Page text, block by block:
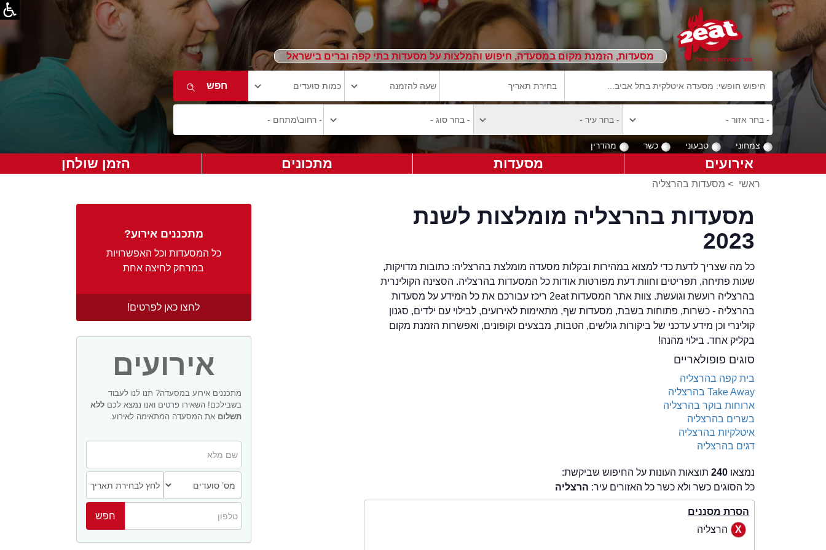
מסעדות, הזמנת מקום במסעדה, חיפוש והמלצות על מסעדות בתי קפה וברים בישראל
צמחוני טבעוני כשר מהדרין
אירועים מסעדות מתכונים הזמן שולחן
ראשי > מסעדות בהרצליה
מתכננים אירוע?
כל המסעדות וכל האפשרויות
במרחק לחיצה אחת
לחצו כאן לפרטים!
אירועים
מתכננים אירוע במסעדה? תנו לנו לעבוד
בשבילכם! השאירו פרטים ואנו נמצא לכם ללא
תשלום את המסעדה המתאימה לאירוע.
מסעדות בהרצליה מומלצות לשנת
2023
כל מה שצריך לדעת כדי למצוא במהירות ובקלות מסעדה מומלצת בהרצליה: כתובות מדויקות,
שעות פתיחה, תפריטים וחוות דעת מפורטות אודות כל המסעדות בהרצליה. הסצינה הקולינרית
בהרצליה רועשת וגועשת. צוות אתר המסעדות 2eat ריכז עבורכם את כל המידע על מסעדות
בהרצליה - כשרות, פתוחות בשבת, מסעדות שף, מתאימות לאירועים, לבילוי עם ילדים, סגנון
קולינרי וכן מידע עדכני של ביקורות גולשים, הטבות, מבצעים וקופונים, ואפשרות הזמנת מקום
בקליק אחד. בילוי מהנה!
סוגים פופולאריים
בית קפה בהרצליה
Take Away בהרצליה
ארוחות בוקר בהרצליה
בשרים בהרצליה
איטלקיות בהרצליה
דגים בהרצליה
נמצאו 240תוצאות העונות על החיפוש שביקשת:
כל הסוגים כשר ולא כשר כל האזורים עיר: הרצליה
הסרת מסננים
הרצליה